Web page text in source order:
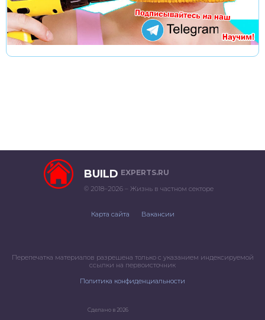
BUILD EXPERTS.RU
© 2018–2026 – Жизнь в частном секторе
Карта сайта Вакансии
Перепечатка материалов разрешена только с указанием индексируемой
ссылки на первоисточник
Политика конфиденциальности
Сделано в 2026